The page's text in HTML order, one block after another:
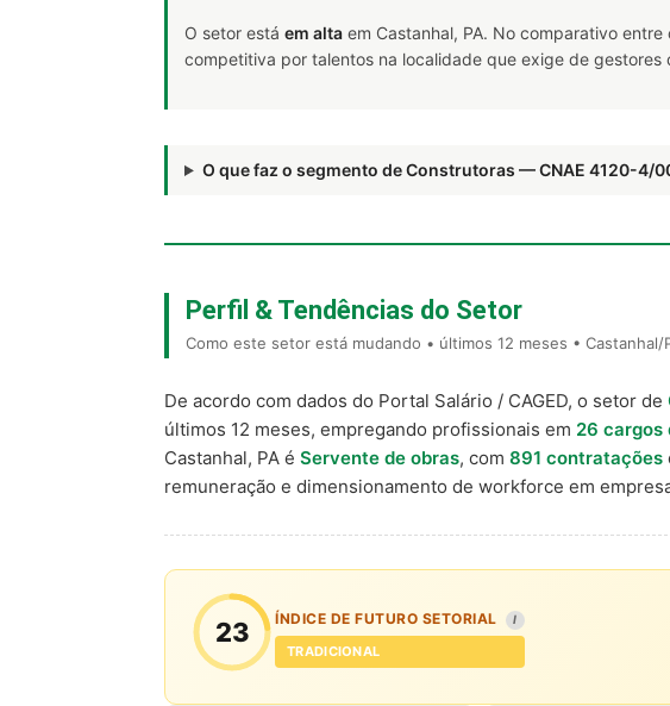
O setor está em alta em Castanhal, PA. No comparativo entre
competitiva por talentos na localidade que exige de
O que faz o segmento de Construtoras — CNAE 4120-4/
Perfil & Tendências do Setor
Como este setor está mudando • últimos 12 meses •
De acordo com dados do Portal Salário / CAGED, o setor de
últimos 12 meses, empregando profissionais em 26 cargos
Castanhal, PA é Servente de obras, com 891 contratações
remuneração e dimensionamento de workforce em
23 ÍNDICE DE FUTURO SETORIAL I
TRADICIONAL